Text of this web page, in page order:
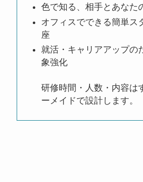
色で知る、相手とあなた
オフィスでできる簡単ス
座
就活・キャリアアップの
象強化
研修時間・人数・内容は
ーメイドで設計します。